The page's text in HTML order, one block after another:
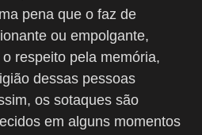
pena que o faz de
ou empolgante,
respeito pela memória,
dessas pessoas
os sotaques são
em alguns momentos